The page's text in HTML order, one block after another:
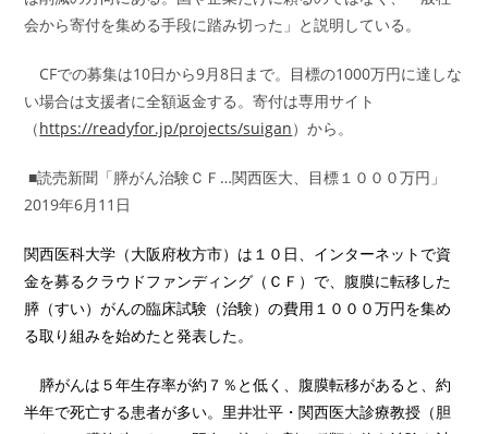
会から寄付を集める手段に踏み切った」と説明している。
CFでの募集は10日から9月8日まで。目標の1000万円に達しな
い場合は支援者に全額返金する。寄付は専用サイト
（https://readyfor.jp/projects/suigan）から。
■読売新聞「膵がん治験ＣＦ…関西医大、目標１０００万円」
2019年6月11日
関西医科大学（大阪府枚方市）は１０日、 インターネットで資
金を募るクラウドファンディング（ＣＦ）で、 腹膜に転移した
膵（すい）がんの臨床試験（治験）の費用１０００万円を集め
る取り組みを始めたと発表した。
膵がんは５年生存率が約７％と低く、腹膜転移があると、約
半年で死亡する患者が多い。里井壮平・関西医大診療教授（胆